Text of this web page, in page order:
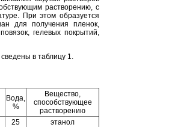
растворению, с
При этом образуется
для получения пленок,
гелевых покрытий,
в таблицу 1.
Вода,
%
Вещество,
способствующее
растворению
25
этанол